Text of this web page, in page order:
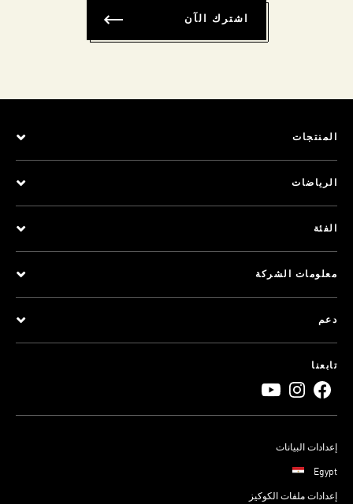
اشترك الآن
المنتجات
الرياضات
الفئة
معلومات الشركة
دعم
تابعنا
إعدادات البيانات
Egypt
إعدادات ملفات الكوكيز